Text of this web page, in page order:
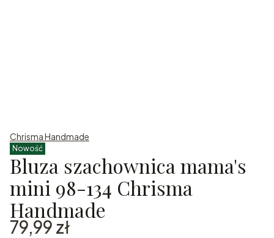
Chrisma Handmade
Nowość
Bluza szachownica mama's
mini 98-134 Chrisma
Handmade
Cena
79,99 zł